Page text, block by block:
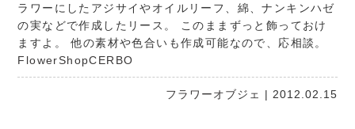
ラワーにしたアジサイやオイルリーフ、綿、ナンキンハゼ
の実などで作成したリース。 このままずっと飾っておけ
ますよ。 他の素材や色合いも作成可能なので、応相談。
FlowerShopCERBO
フラワーオブジェ | 2012.02.15